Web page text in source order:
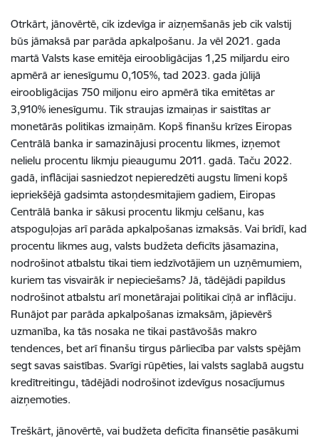
Otrkārt, jānovērtē, cik izdevīga ir aizņemšanās jeb cik valstij
būs jāmaksā par parāda apkalpošanu. Ja vēl 2021. gada
martā Valsts kase emitēja eiroobligācijas 1,25 miljardu eiro
apmērā ar ienesīgumu 0,105%, tad 2023. gada jūlijā
eiroobligācijas 750 miljonu eiro apmērā tika emitētas ar
3,910% ienesīgumu. Tik straujas izmaiņas ir saistītas ar
monetārās politikas izmaiņām. Kopš finanšu krīzes Eiropas
Centrālā banka ir samazinājusi procentu likmes, izņemot
nelielu procentu likmju pieaugumu 2011. gadā. Taču 2022.
gadā, inflācijai sasniedzot nepieredzēti augstu līmeni kopš
iepriekšējā gadsimta astoņdesmitajiem gadiem, Eiropas
Centrālā banka ir sākusi procentu likmju celšanu, kas
atspoguļojas arī parāda apkalpošanas izmaksās. Vai brīdī, kad
procentu likmes aug, valsts budžeta deficīts jāsamazina,
nodrošinot atbalstu tikai tiem iedzīvotājiem un uzņēmumiem,
kuriem tas visvairāk ir nepieciešams? Jā, tādējādi papildus
nodrošinot atbalstu arī monetārajai politikai cīņā ar inflāciju.
Runājot par parāda apkalpošanas izmaksām, jāpievērš
uzmanība, ka tās nosaka ne tikai pastāvošās makro
tendences, bet arī finanšu tirgus pārliecība par valsts spējām
segt savas saistības. Svarīgi rūpēties, lai valsts saglabā augstu
kredītreitingu, tādējādi nodrošinot izdevīgus nosacījumus
aizņemoties.
Treškārt, jānovērtē, vai budžeta deficīta finansētie pasākumi